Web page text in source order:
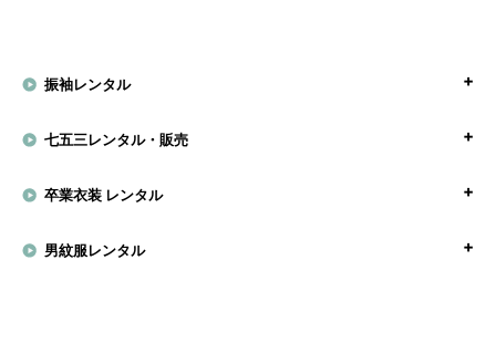
振袖レンタル
七五三レンタル・販売
卒業衣装 レンタル
男紋服レンタル